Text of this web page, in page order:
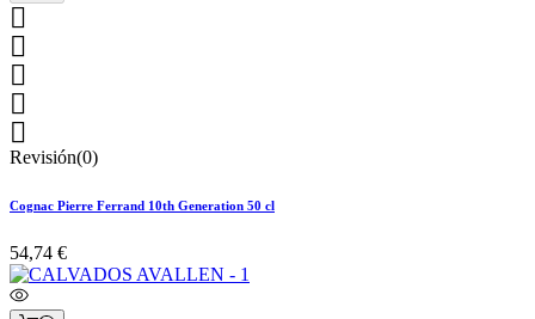





Revisión(0)
Cognac Pierre Ferrand 10th Generation 50 cl
54,74 €